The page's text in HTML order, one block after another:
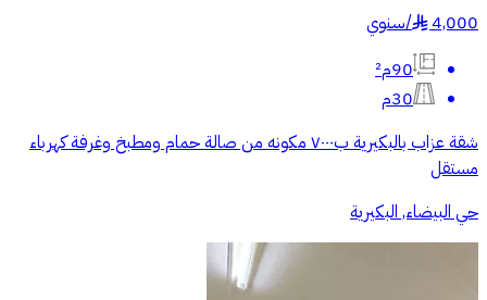
4,000
§
/سنوي
90م²
30م
شقة عزاب بالبكيرية ب٧٠٠٠ مكونه من صالة حمام ومطبخ وغرفة كهرباء
مستقل
حي البيضاء, البكيرية